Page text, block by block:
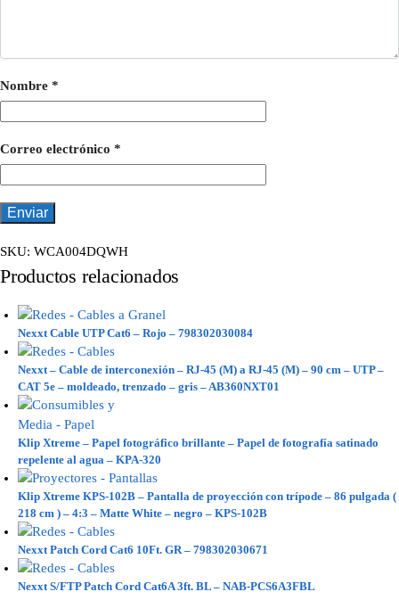
Nombre *
Correo electrónico *
SKU: WCA004DQWH
Productos relacionados
Nexxt Cable UTP Cat6 – Rojo – 798302030084
Nexxt – Cable de interconexión – RJ-45 (M) a RJ-45 (M) – 90 cm – UTP –
CAT 5e – moldeado, trenzado – gris – AB360NXT01
Klip Xtreme – Papel fotográfico brillante – Papel de fotografía satinado
repelente al agua – KPA-320
Klip Xtreme KPS-102B – Pantalla de proyección con trípode – 86 pulgada (
218 cm ) – 4:3 – Matte White – negro – KPS-102B
Nexxt Patch Cord Cat6 10Ft. GR – 798302030671
Nexxt S/FTP Patch Cord Cat6A 3ft. BL – NAB-PCS6A3FBL